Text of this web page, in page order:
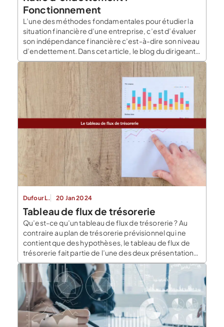
Fonctionnement
L’une des méthodes fondamentales pour étudier la
situation financière d’une entreprise, c’est d’évaluer
son indépendance financière c’est-à-dire son niveau
d’endettement. Dans cet article, le blog du dirigeant
vous explique ce qu’est un ratio d’endettement,
comment le calculer et pourquoi le calculer. Qu’est-
ce que le ratio d’endettement ? Le ratio
d’endettement appelé également ratio gearing
mesure […]
Dufour L. 20 Jan 2024
Tableau de flux de trésorerie
Qu’est-ce qu’un tableau de flux de trésorerie ? Au
contraire au plan de trésorerie prévisionnel qui ne
contient que des hypothèses, le tableau de flux de
trésorerie fait partie de l’une des deux présentations
des flux de trésorerie avec le tableau de
financement, c’est un outil indispensable qui apporte
un éclairage sur la dynamique des […]